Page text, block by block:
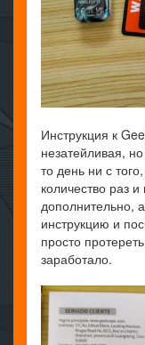
Инструкция к
незатейливая,
то день ни с
количество раз
дополнительно,
инструкцию и
просто
заработало.